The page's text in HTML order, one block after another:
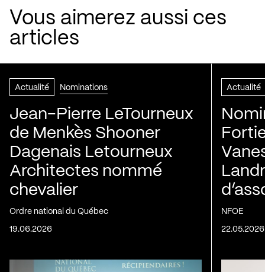
Vous aimerez aussi ces
articles
Actualité Nominations
Jean-Pierre LeTourneux
de Menkès Shooner
Dagenais Letourneux
Architectes nommé
chevalier
Ordre national du Québec
19.06.2026
Actualité
NFOE
22.05.2026